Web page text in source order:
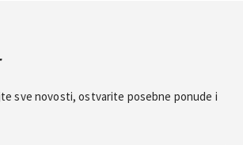
sve novosti, ostvarite posebne ponude i